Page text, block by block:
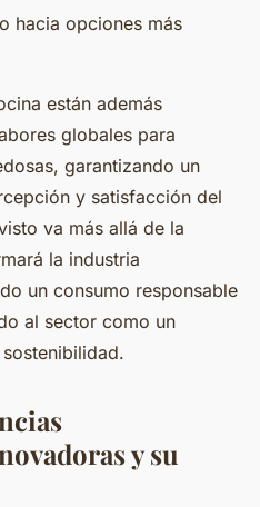
hacia opciones más
están además
globales para
garantizando un
y satisfacción del
va más allá de la
la industria
un consumo responsable
al sector como un
y su